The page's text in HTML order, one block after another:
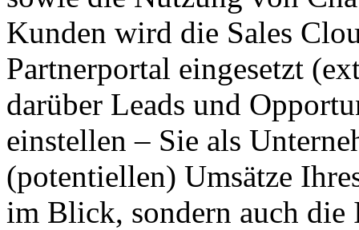
Kunden wird die Sales
Partnerportal eingesetzt
darüber Leads und
einstellen – Sie als
(potentiellen) Umsätze
im Blick, sondern auch die